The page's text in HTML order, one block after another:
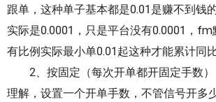
ไทย
跟单，这种单子基本都是0.01是赚不到钱
实际是0.0001，只是平台没有0.0001，fm
有比例实际最小单0.01起这种才能累计同比
2、按固定（每次开单都开固定手数
理解，设置一个开单手数，不管信号开多